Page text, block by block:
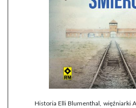
Historia Elli Blumenthal, więźniarki